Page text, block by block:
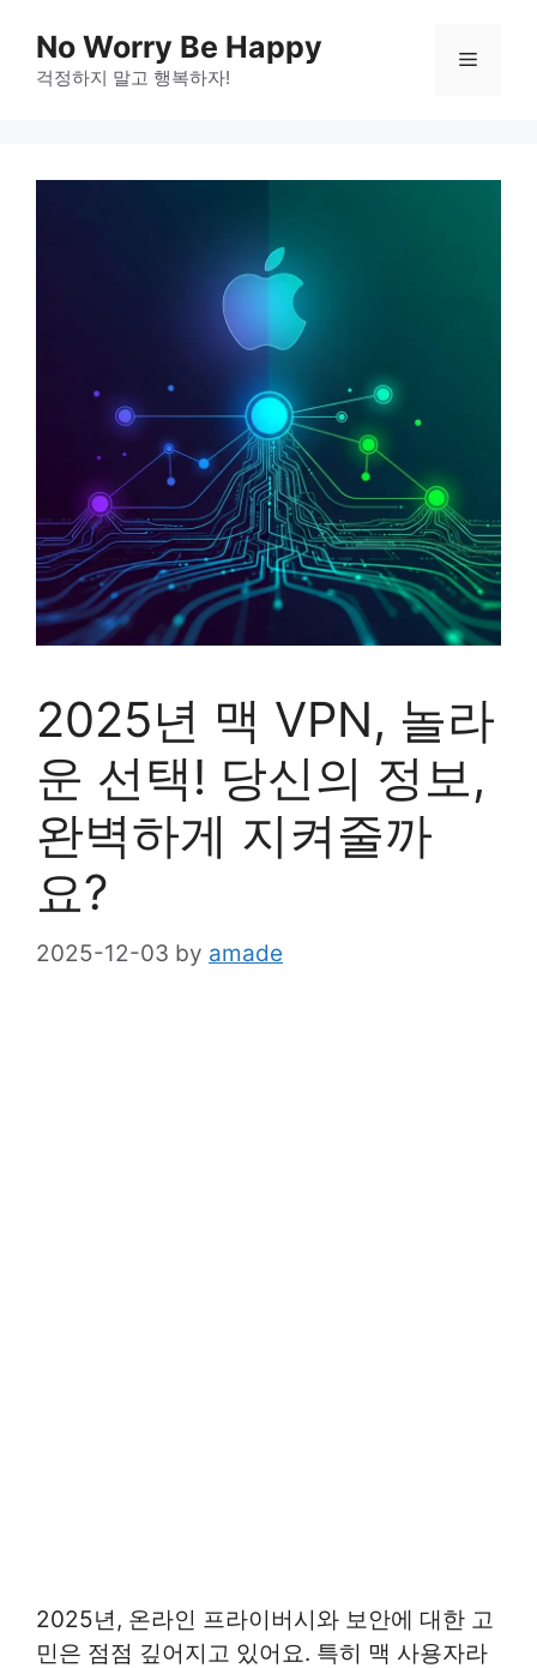
content
No Worry Be Happy
걱정하지 말고 행복하자!
Menu
2025년 맥 VPN, 놀라
운 선택! 당신의 정보,
완벽하게 지켜줄까
요?
2025-12-03 by amade
2025년, 온라인 프라이버시와 보안에 대한 고
민은 점점 깊어지고 있어요. 특히 맥 사용자라